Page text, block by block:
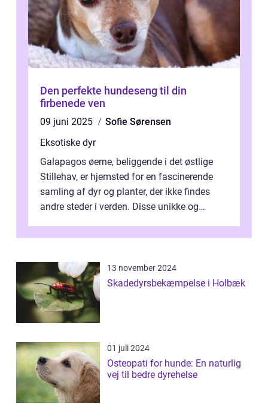
Den perfekte hundeseng til din
firbenede ven
09 juni 2025
Sofie Sørensen
Eksotiske dyr
Galapagos øerne, beliggende i det østlige
Stillehav, er hjemsted for en fascinerende
samling af dyr og planter, der ikke findes
andre steder i verden. Disse unikke og
13 november 2024
Skadedyrsbekæmpelse i Holbæk
01 juli 2024
Osteopati for hunde: En naturlig
vej til bedre dyrehelse